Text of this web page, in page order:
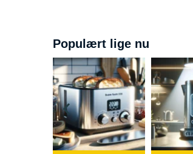
Populært lige nu